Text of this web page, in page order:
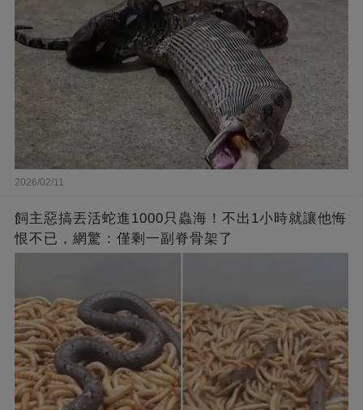
2026/02/11
飼主惡搞丟活蛇進1000只蟲海！不出1小時就讓他悔
恨不已，網驚：僅剩一副脊骨架了